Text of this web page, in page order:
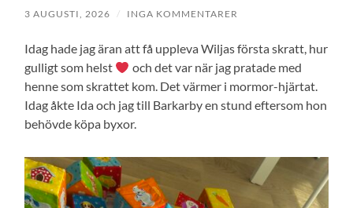
3 AUGUSTI, 2026 / INGA KOMMENTARER
Idag hade jag äran att få uppleva Wiljas första skratt, hur
gulligt som helst
och det var när jag pratade med
henne som skrattet kom. Det värmer i mormor-hjärtat.
Idag åkte Ida och jag till Barkarby en stund eftersom hon
behövde köpa byxor.